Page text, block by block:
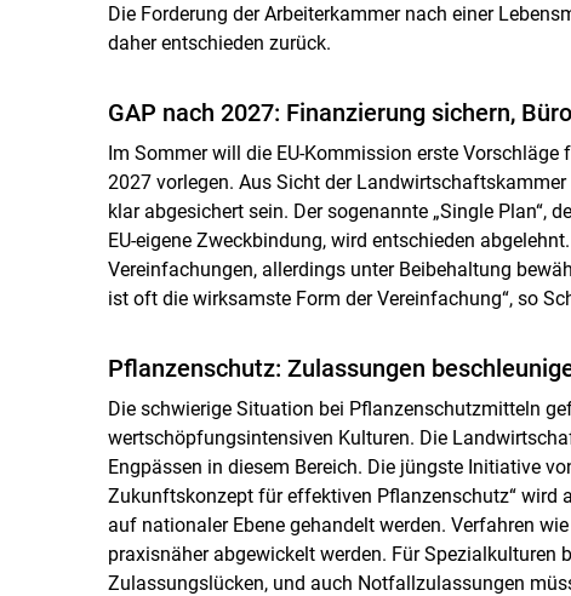
Die Forderung der Arbeiterkammer nach einer
daher entschieden zurück.
GAP nach 2027: Finanzierung sichern,
Im Sommer will die EU-Kommission erste
2027 vorlegen. Aus Sicht der
klar abgesichert sein. Der sogenannte „Single Plan“,
EU-eigene Zweckbindung, wird entschieden
Vereinfachungen, allerdings unter Beibehaltung
ist oft die wirksamste Form der Vereinfachung“, so
Pflanzenschutz: Zulassungen
Die schwierige Situation bei Pflanzenschutzmitteln
wertschöpfungsintensiven Kulturen. Die
Engpässen in diesem Bereich. Die jüngste Initiative
Zukunftskonzept für effektiven Pflanzenschutz“
auf nationaler Ebene gehandelt werden. Verfahren
praxisnäher abgewickelt werden. Für Spezialkulturen
Zulassungslücken, und auch Notfallzulassungen